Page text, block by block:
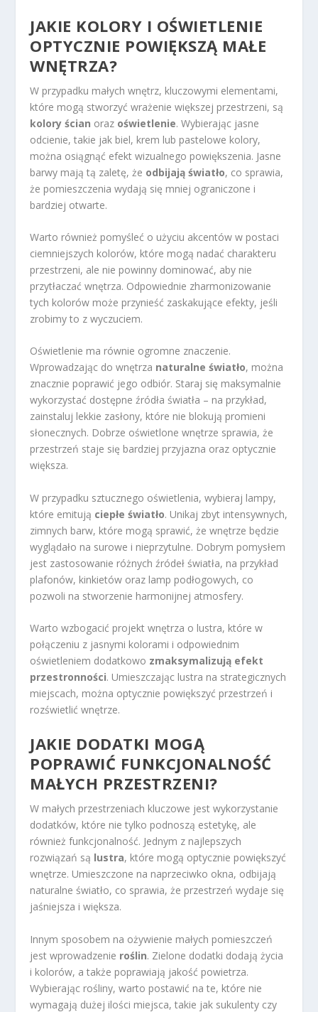
JAKIE KOLORY I OŚWIETLENIE
OPTYCZNIE POWIĘKSZĄ MAŁE
WNĘTRZA?
W przypadku małych wnętrz, kluczowymi elementami,
które mogą stworzyć wrażenie większej przestrzeni, są
kolory ścian oraz oświetlenie. Wybierając jasne
odcienie, takie jak biel, krem lub pastelowe kolory,
można osiągnąć efekt wizualnego powiększenia. Jasne
barwy mają tą zaletę, że odbijają światło, co sprawia,
że pomieszczenia wydają się mniej ograniczone i
bardziej otwarte.
Warto również pomyśleć o użyciu akcentów w postaci
ciemniejszych kolorów, które mogą nadać charakteru
przestrzeni, ale nie powinny dominować, aby nie
przytłaczać wnętrza. Odpowiednie zharmonizowanie
tych kolorów może przynieść zaskakujące efekty, jeśli
zrobimy to z wyczuciem.
Oświetlenie ma równie ogromne znaczenie.
Wprowadzając do wnętrza naturalne światło, można
znacznie poprawić jego odbiór. Staraj się maksymalnie
wykorzystać dostępne źródła światła – na przykład,
zainstaluj lekkie zasłony, które nie blokują promieni
słonecznych. Dobrze oświetlone wnętrze sprawia, że
przestrzeń staje się bardziej przyjazna oraz optycznie
większa.
W przypadku sztucznego oświetlenia, wybieraj lampy,
które emitują ciepłe światło. Unikaj zbyt intensywnych,
zimnych barw, które mogą sprawić, że wnętrze będzie
wyglądało na surowe i nieprzytulne. Dobrym pomysłem
jest zastosowanie różnych źródeł światła, na przykład
plafonów, kinkietów oraz lamp podłogowych, co
pozwoli na stworzenie harmonijnej atmosfery.
Warto wzbogacić projekt wnętrza o lustra, które w
połączeniu z jasnymi kolorami i odpowiednim
oświetleniem dodatkowo zmaksymalizują efekt
przestronności. Umieszczając lustra na strategicznych
miejscach, można optycznie powiększyć przestrzeń i
rozświetlić wnętrze.
JAKIE DODATKI MOGĄ
POPRAWIĆ FUNKCJONALNOŚĆ
MAŁYCH PRZESTRZENI?
W małych przestrzeniach kluczowe jest wykorzystanie
dodatków, które nie tylko podnoszą estetykę, ale
również funkcjonalność. Jednym z najlepszych
rozwiązań są lustra, które mogą optycznie powiększyć
wnętrze. Umieszczone na naprzeciwko okna, odbijają
naturalne światło, co sprawia, że przestrzeń wydaje się
jaśniejsza i większa.
Innym sposobem na ożywienie małych pomieszczeń
jest wprowadzenie roślin. Zielone dodatki dodają życia
i kolorów, a także poprawiają jakość powietrza.
Wybierając rośliny, warto postawić na te, które nie
wymagają dużej ilości miejsca, takie jak sukulenty czy